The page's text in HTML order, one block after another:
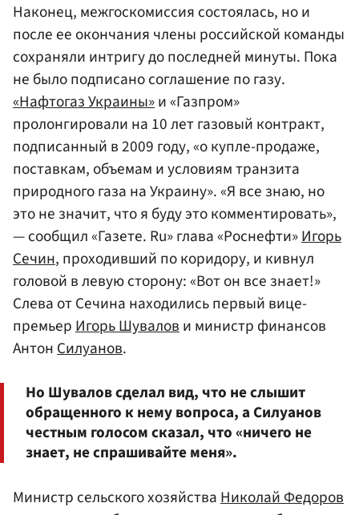
Наконец, межгоскомиссия состоялась, но и
после ее окончания члены российской команды
сохраняли интригу до последней минуты. Пока
не было подписано соглашение по газу.
«Нафтогаз Украины»и «Газпром»
пролонгировали на 10 лет газовый контракт,
подписанный в 2009 году, «о купле-продаже,
поставкам, объемам и условиям транзита
природного газа на Украину». «Я все знаю, но
это не значит, что я буду это комментировать»,
— сообщил «Газете. Ru» глава «Роснефти»Игорь
Сечин, проходивший по коридору, и кивнул
головой в левую сторону: «Вот он все знает!»
Слева от Сечина находились первый вице-
премьерИгорь Шувалови министр финансов
АнтонСилуанов.
Но Шувалов сделал вид, что не слышит
обращенного к нему вопроса, а Силуанов
честным голосом сказал, что «ничего не
знает, не спрашивайте меня».
Министр сельского хозяйстваНиколай Федоров